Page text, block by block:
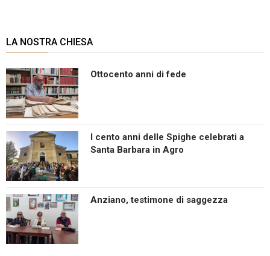
LA NOSTRA CHIESA
Ottocento anni di fede
I cento anni delle Spighe celebrati a
Santa Barbara in Agro
Anziano, testimone di saggezza